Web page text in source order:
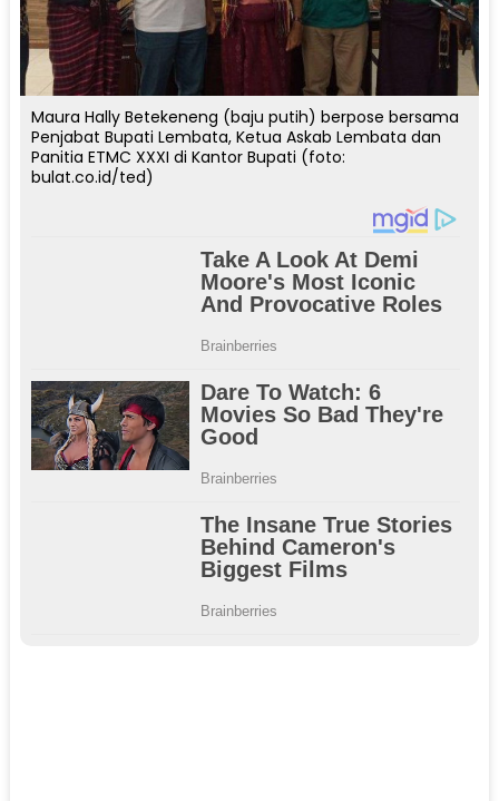
Maura Hally Betekeneng (baju putih) berpose bersama
Penjabat Bupati Lembata, Ketua Askab Lembata dan
Panitia ETMC XXXI di Kantor Bupati (foto:
bulat.co.id/ted)